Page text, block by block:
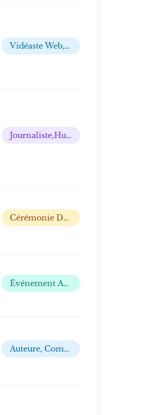
Vidéaste Web, Influenceuse Et Entrepreneuse Française
Journaliste,humoriste ,Animatrice Et Productrice De Radio En France
Cérémonie De Remise De Prix Annuelle Du Cinéma Francophone Belge
Événement Annuel Organisé Par L'Union Européenne De Radio-Télévision
Auteure, Compositrice Et Interprète